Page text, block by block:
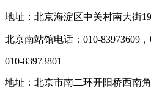
地址：北京海淀区中关村南大街
北京南站馆电话：010-83973609，
010-83973801
地址：北京市南二环开阳桥西南